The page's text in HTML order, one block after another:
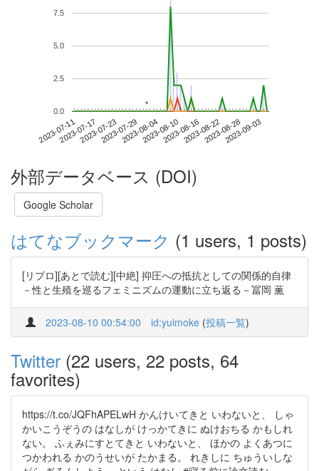
2023-07-112023-07-172023-07-232023-07-292023-08-042023-08-102023-08-162023-08-222023-08-282023-09-03
0.0
2.5
5.0
7.5
**
外部データベース (DOI)
Google Scholar
はてなブックマーク (1 users, 1 posts)
[リプロ][あとで読む][中絶] 抑圧への抵抗としての関係的自律
－性と生殖を巡るフェミニズムの運動に立ち返る－冨岡 薫
2023-08-10 00:54:00 id:yuimoke (投稿一覧)
Twitter (22 users, 22 posts, 64
favorites)
https://t.co/JQFhAPELwH かんけいてきと いわないと、 しゃ
かいこうぞうの はなしが けっかてきに ぬけおちる かもしれ
ない。 ふぇみにすとてきと いわないと、 ほかの よくあつに
つかわれる かのうせいが たかまる。 れきしに ちゅういしな